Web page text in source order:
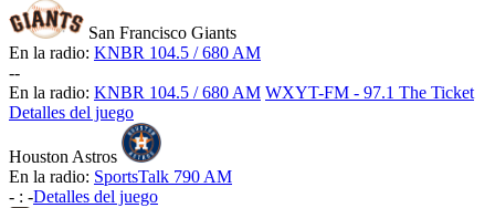
San Francisco Giants
En la radio: KNBR 104.5 / 680 AM
--
En la radio: KNBR 104.5 / 680 AM WXYT-FM - 97.1 The Ticket
Detalles del juego
Houston Astros
En la radio: SportsTalk 790 AM
- : -Detalles del juego